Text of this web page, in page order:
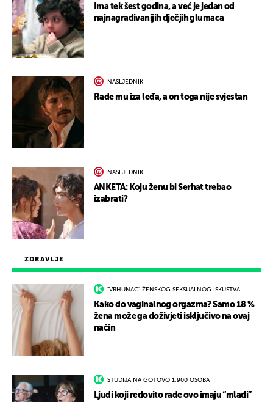
ZDRAVLJE
"VRHUNAC" ŽENSKOG SEKSUALNOG ISKUSTVA
Kako do vaginalnog orgazma? Samo 18 %
žena može ga doživjeti isključivo na ovaj
način
STUDIJA NA GOTOVO 1.900 OSOBA
Ljudi koji redovito rade ovo imaju “mlađi”
Ima tek šest godina, a već je jedan od
najnagrađivanijih dječjih glumaca
NASLJEDNIK
Rade mu iza leđa, a on toga nije svjestan
NASLJEDNIK
ANKETA: Koju ženu bi Serhat trebao
izabrati?